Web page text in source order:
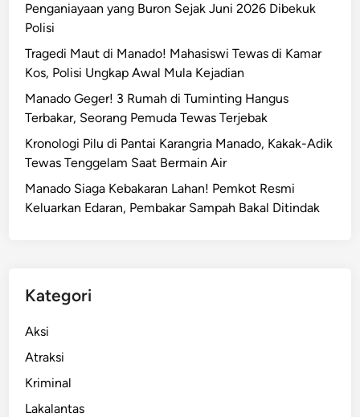
Penganiayaan yang Buron Sejak Juni 2026 Dibekuk
Polisi
Tragedi Maut di Manado! Mahasiswi Tewas di Kamar
Kos, Polisi Ungkap Awal Mula Kejadian
Manado Geger! 3 Rumah di Tuminting Hangus
Terbakar, Seorang Pemuda Tewas Terjebak
Kronologi Pilu di Pantai Karangria Manado, Kakak-Adik
Tewas Tenggelam Saat Bermain Air
Manado Siaga Kebakaran Lahan! Pemkot Resmi
Keluarkan Edaran, Pembakar Sampah Bakal Ditindak
Kategori
Aksi
Atraksi
Kriminal
Lakalantas